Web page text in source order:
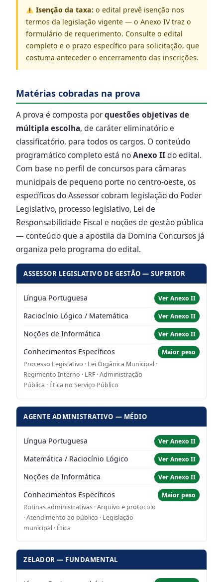
Isenção da taxa: o edital prevê isenção nos
termos da legislação vigente — o Anexo IV traz o
formulário de requerimento. Consulte o edital
completo e o prazo específico para solicitação, que
costuma anteceder o encerramento das inscrições.
Matérias cobradas na prova
A prova é composta porquestões objetivas de
múltipla escolha, de caráter eliminatório e
classificatório, para todos os cargos. O conteúdo
programático completo está noAnexo IIdo edital.
Com base no perfil de concursos para câmaras
municipais de pequeno porte no centro-oeste, os
específicos do Assessor cobram legislação do Poder
Legislativo, processo legislativo, Lei de
Responsabilidade Fiscal e noções de gestão pública
— conteúdo que a apostila da Domina Concursos já
organiza pelo programa do edital.
ASSESSOR LEGISLATIVO DE GESTÃO — SUPERIOR
Língua Portuguesa Ver Anexo II
Raciocínio Lógico / Matemática Ver Anexo II
Noções de Informática Ver Anexo II
Conhecimentos Específicos
Processo Legislativo · Lei Orgânica Municipal ·
Regimento Interno · LRF · Administração
Pública · Ética no Serviço Público
Maior peso
AGENTE ADMINISTRATIVO — MÉDIO
Língua Portuguesa Ver Anexo II
Matemática / Raciocínio Lógico Ver Anexo II
Noções de Informática Ver Anexo II
Conhecimentos Específicos
Rotinas administrativas · Arquivo e protocolo
· Atendimento ao público · Legislação
municipal · Ética
Maior peso
ZELADOR — FUNDAMENTAL